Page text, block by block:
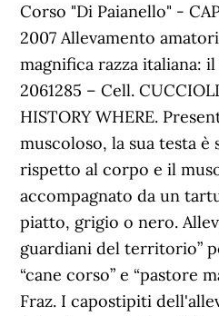
Corso "Di Paianello" -
2007 Allevamento
magnifica razza italiana: il
2061285 – Cell.
HISTORY WHERE.
muscoloso, la sua testa
rispetto al corpo e il
accompagnato da un
piatto, grigio o nero.
guardiani del territorio”
“cane corso” e “pastore
Fraz. I capostipiti